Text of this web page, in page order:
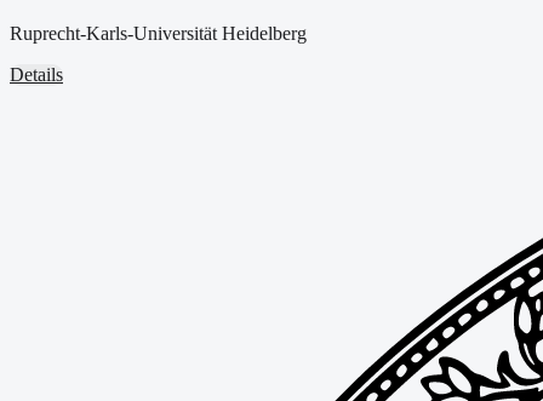
Ruprecht-Karls-Universität Heidelberg
Details